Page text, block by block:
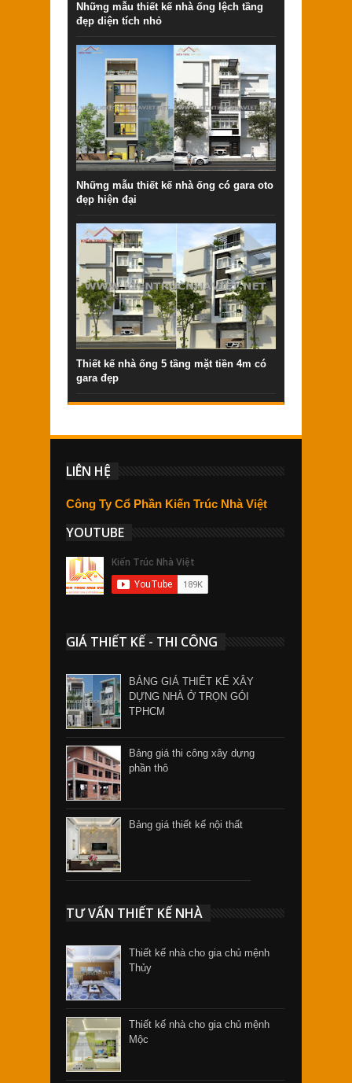
Những mẫu thiết kế nhà ống lệch tầng
đẹp diện tích nhỏ
Những mẫu thiết kế nhà ống có gara oto
đẹp hiện đại
Thiết kế nhà ống 5 tầng mặt tiền 4m có
gara đẹp
LIÊN HỆ
Công Ty Cổ Phần Kiến Trúc Nhà Việt
YOUTUBE
GIÁ THIẾT KẾ - THI CÔNG
BẢNG GIÁ THIẾT KẾ XÂY
DỰNG NHÀ Ở TRỌN GÓI
TPHCM
Bảng giá thi công xây dựng
phần thô
Bảng giá thiết kế nội thất
TƯ VẤN THIẾT KẾ NHÀ
Thiết kế nhà cho gia chủ mệnh
Thủy
Thiết kế nhà cho gia chủ mệnh
Mộc